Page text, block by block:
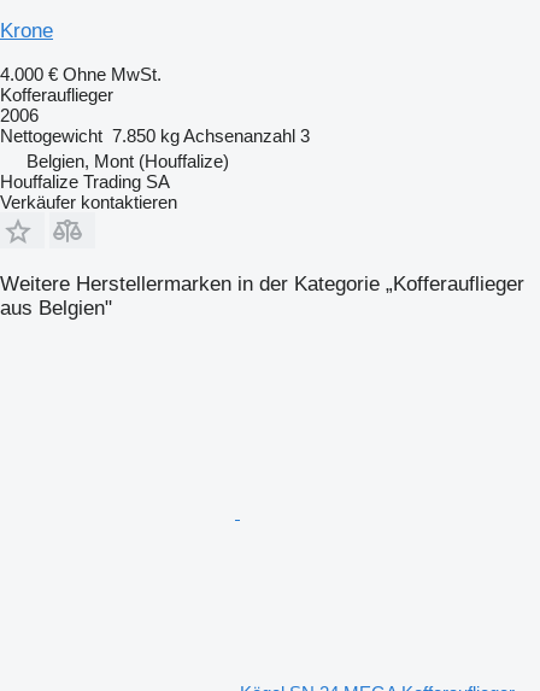
Krone
4.000 € Ohne MwSt.
Kofferauflieger
2006
Nettogewicht 7.850 kgAchsenanzahl 3
Belgien, Mont (Houffalize)
Houffalize Trading SA
Verkäufer kontaktieren
Weitere Herstellermarken in der Kategorie „Kofferauflieger
aus Belgien"